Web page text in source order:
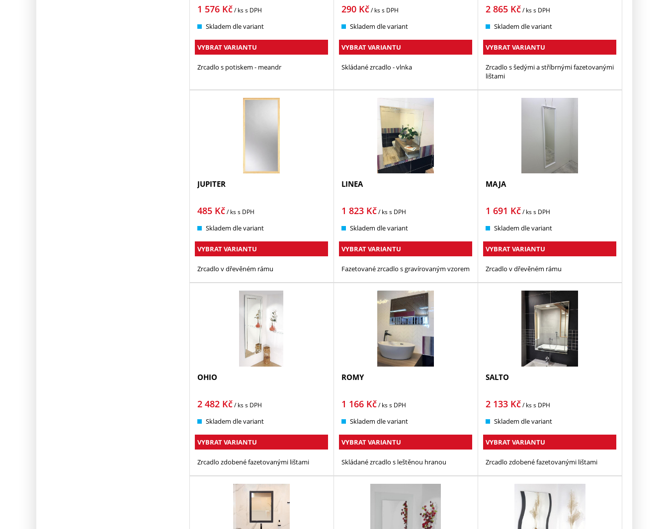
1 576Kč/ kss DPH
Skladem dle variant
VYBRAT VARIANTU
Zrcadlo s potiskem - meandr
290Kč/ kss DPH
Skladem dle variant
VYBRAT VARIANTU
Skládané zrcadlo - vlnka
2 865 Kč/ kss DPH
Skladem dle variant
VYBRAT VARIANTU
Zrcadlo s šedými a stříbrnými fazetovanými
lištami
JUPITER
485Kč/ kss DPH
Skladem dle variant
VYBRAT VARIANTU
Zrcadlo v dřevěném rámu
LINEA
1 823Kč/ kss DPH
Skladem dle variant
VYBRAT VARIANTU
Fazetované zrcadlo s gravírovaným vzorem
MAJA
1 691 Kč/ kss DPH
Skladem dle variant
VYBRAT VARIANTU
Zrcadlo v dřevěném rámu
OHIO
2 482Kč/ kss DPH
Skladem dle variant
VYBRAT VARIANTU
Zrcadlo zdobené fazetovanými lištami
ROMY
1 166Kč/ kss DPH
Skladem dle variant
VYBRAT VARIANTU
Skládané zrcadlo s leštěnou hranou
SALTO
2 133 Kč/ kss DPH
Skladem dle variant
VYBRAT VARIANTU
Zrcadlo zdobené fazetovanými lištami